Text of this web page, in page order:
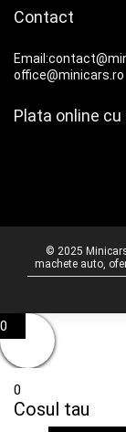
Contact
office@minicars.ro
Plata online cu
© 2025
machete auto,
0
0
Cosul tau